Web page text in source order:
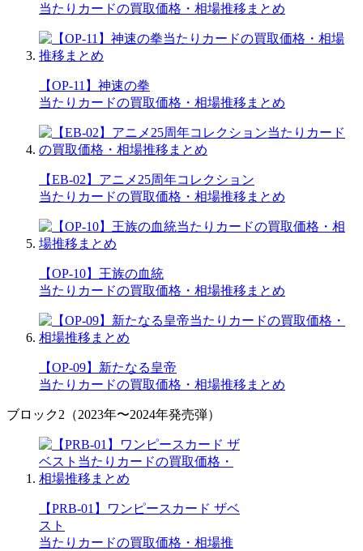
当たりカードの買取価格・相場推移まとめ
【OP-11】神速の拳
当たりカードの買取価格・相場推移まとめ
【EB-02】アニメ25周年コレクション
当たりカードの買取価格・相場推移まとめ
【OP-10】王族の血統
当たりカードの買取価格・相場推移まとめ
【OP-09】新たなる皇帝
当たりカードの買取価格・相場推移まとめ
ブロック2（2023年〜2024年発売弾）
【PRB-01】ワンピースカード ザベ
スト
当たりカードの買取価格・相場推